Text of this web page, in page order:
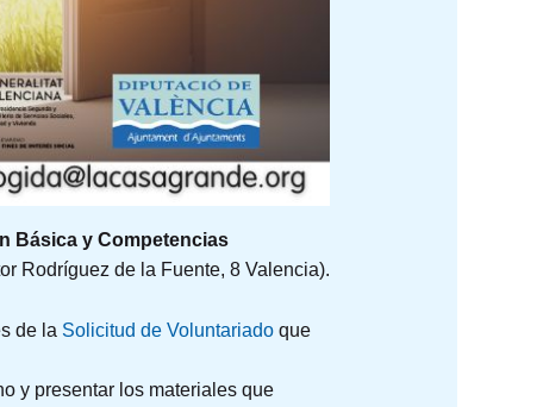
Básica y Competencias
Rodríguez de la Fuente, 8 Valencia).
de la Solicitud de Voluntariadoque
y presentar los materiales que